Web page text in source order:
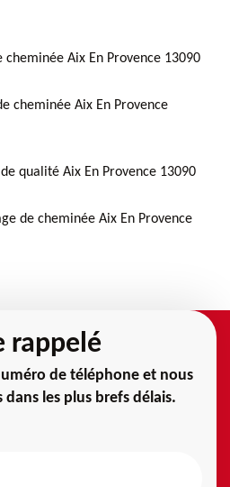
Aix En Provence 13090
cheminée Aix En Provence
qualité Aix En Provence 13090
de cheminée Aix En Provence
rappelé
de téléphone et nous
les plus brefs délais.